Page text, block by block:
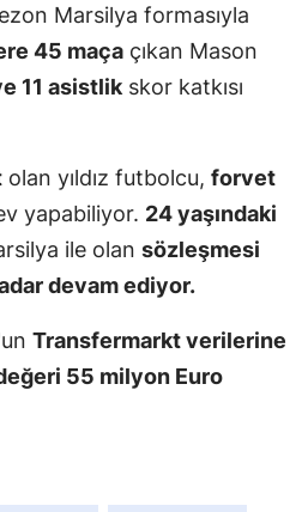
Malatya
Manisa
Mardin
Muğla
Nevşehir
Niğde
Marsilya formasıyla
45 maça çıkan Mason
11 asistlik skor katkısı
olan yıldız futbolcu, forvet
yapabiliyor. 24 yaşındaki
ile olan sözleşmesi
devam ediyor.
Transfermarkt verilerine
55 milyon Euro